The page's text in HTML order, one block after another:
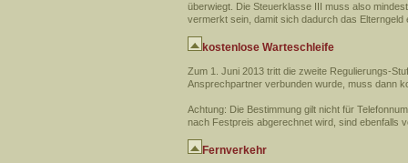
überwiegt. Die Steuerklasse III muss also
vermerkt sein, damit sich dadurch das Elterngeld
kostenlose Warteschleife
Zum 1. Juni 2013 tritt die zweite Regulierungs-
Ansprechpartner verbunden wurde, muss dann
Achtung: Die Bestimmung gilt nicht für
nach Festpreis abgerechnet wird, sind ebenfalls
Fernverkehr